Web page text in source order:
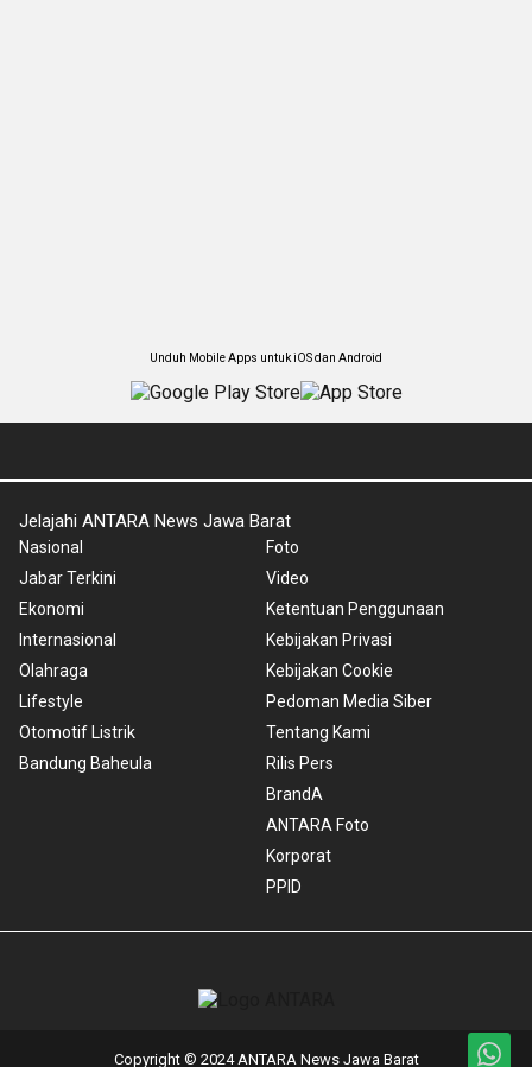
Unduh Mobile Apps untuk iOS dan Android
Jelajahi ANTARA News Jawa Barat
Nasional
Jabar Terkini
Ekonomi
Internasional
Olahraga
Lifestyle
Otomotif Listrik
Bandung Baheula
Foto
Video
Ketentuan Penggunaan
Kebijakan Privasi
Kebijakan Cookie
Pedoman Media Siber
Tentang Kami
Rilis Pers
BrandA
ANTARA Foto
Korporat
PPID
Copyright © 2024 ANTARA News Jawa Barat